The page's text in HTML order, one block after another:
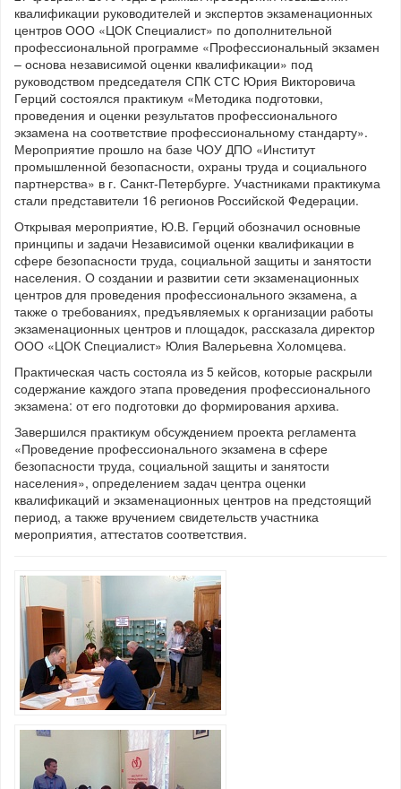
квалификации руководителей и экспертов экзаменационных
центров ООО «ЦОК Специалист» по дополнительной
профессиональной программе «Профессиональный экзамен
– основа независимой оценки квалификации» под
руководством председателя СПК СТС Юрия Викторовича
Герций состоялся практикум «Методика подготовки,
проведения и оценки результатов профессионального
экзамена на соответствие профессиональному стандарту».
Мероприятие прошло на базе ЧОУ ДПО «Институт
промышленной безопасности, охраны труда и социального
партнерства» в г. Санкт-Петербурге. Участниками практикума
стали представители 16 регионов Российской Федерации.
Открывая мероприятие, Ю.В. Герций обозначил основные
принципы и задачи Независимой оценки квалификации в
сфере безопасности труда, социальной защиты и занятости
населения. О создании и развитии сети экзаменационных
центров для проведения профессионального экзамена, а
также о требованиях, предъявляемых к организации работы
экзаменационных центров и площадок, рассказала директор
ООО «ЦОК Специалист» Юлия Валерьевна Холомцева.
Практическая часть состояла из 5 кейсов, которые раскрыли
содержание каждого этапа проведения профессионального
экзамена: от его подготовки до формирования архива.
Завершился практикум обсуждением проекта регламента
«Проведение профессионального экзамена в сфере
безопасности труда, социальной защиты и занятости
населения», определением задач центра оценки
квалификаций и экзаменационных центров на предстоящий
период, а также вручением свидетельств участника
мероприятия, аттестатов соответствия.